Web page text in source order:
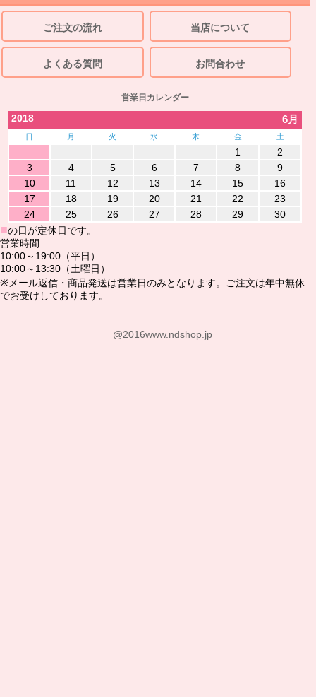
ご注文の流れ 当店について
よくある質問 お問合わせ
営業日カレンダー
2018 6月
日 月 火 水 木 金 土
1
2
3
4 5 6 7 8
9
10
11 12 13 14 15
16
17
18 19 20 21 22
23
24
25 26 27 28 29 30
■の日が定休日です。
営業時間
10:00～19:00（平日）
10:00～13:30（土曜日）
※メール返信・商品発送は営業日のみとなります。ご注文は年中無休
でお受けしております。
@2016www.ndshop.jp